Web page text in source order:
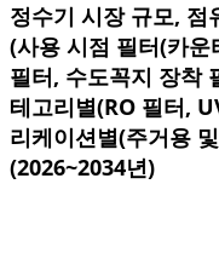
정수기 시장 규모, 점
(사용 시점 필터(카
필터, 수도꼭지 장착
테고리별(RO 필터,
리케이션별(주거용
(2026~2034년)